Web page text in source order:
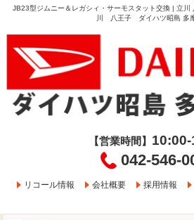
JB23型ジムニー＆レガシィ・サーモスタット交換 | 立川
川 八王子 ダイハツ昭島 多
【営業時間】
042-546-
リコール情報 会社概要 採用情報